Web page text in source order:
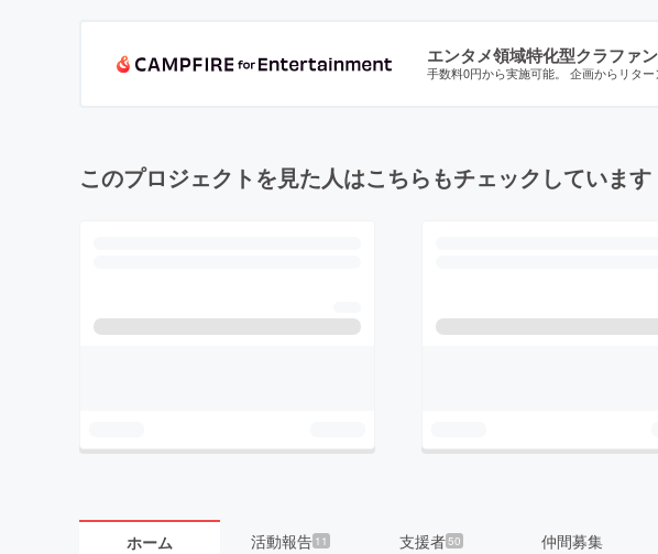
エンタメ領域特化型クラファン
手数料0円から実施可能。 企画からリタ
このプロジェクトを見た人はこちらもチェックしています
ホーム 活動報告 11 支援者50 仲間募集